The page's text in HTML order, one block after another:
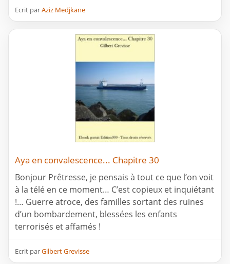
Ecrit parAziz Medjkane
Aya en convalescence... Chapitre 30
Bonjour Prêtresse, je pensais à tout ce que l’on voit
à la télé en ce moment… C’est copieux et inquiétant
!… Guerre atroce, des familles sortant des ruines
d’un bombardement, blessées les enfants
terrorisés et affamés !
Ecrit parGilbert Grevisse